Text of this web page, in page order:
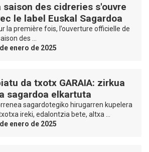
saison des cidreries s'ouvre
le label Euskal Sagardoa
la première fois, l’ouverture officielle de
des …
enero de 2025
da txotx GARAIA: zirkua
sagardoa elkartuta
sagardotegiko hirugarren kupelera
ireki, edalontzia bete, altxa …
enero de 2025